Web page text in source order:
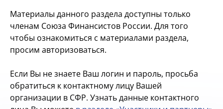
Материалы данного раздела доступны только
членам Союза Финансистов России. Для того
чтобы ознакомиться с материалами раздела,
просим авторизоваться.
Если Вы не знаете Ваш логин и пароль, просьба
обратиться к контактному лицу Вашей
организации в СФР. Узнать данные контактного